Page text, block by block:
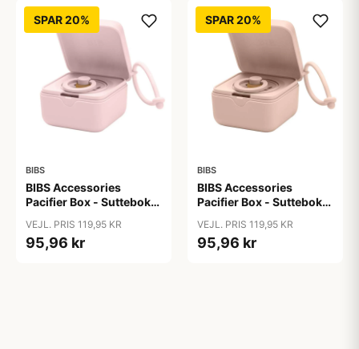
SPAR 20%
BIBS
BIBS Accessories
Pacifier Box - Sutteboks
Blossom
VEJL. PRIS 119,95 KR
95,96 kr
SPAR 20%
BIBS
BIBS Accessories
Pacifier Box - Sutteboks
Blush
VEJL. PRIS 119,95 KR
95,96 kr